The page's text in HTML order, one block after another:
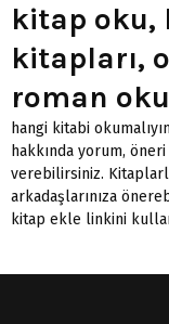
kitap oku,
kitapları,
roman
hangi kitabi
hakkında yorum,
verebilirsiniz.
arkadaşlarınıza
kitap ekle linkini